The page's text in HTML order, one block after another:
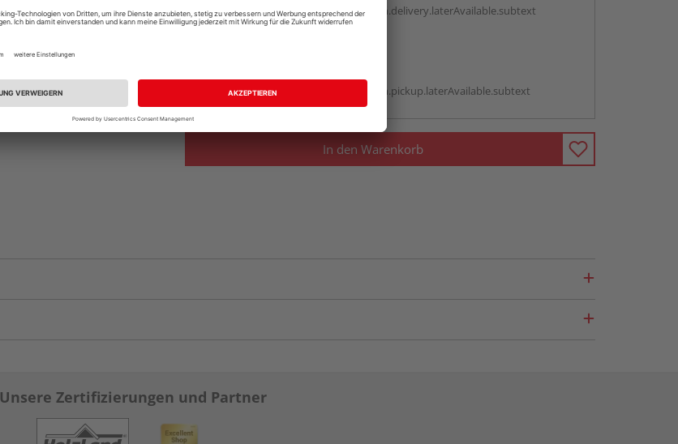
vue.ads.priceMerchantBox.option.delivery.laterAvailable.subtext
Auf Vorbestellung:
vue.ads.priceMerchantBox.option.pickup.laterAvailable.subtext
In den Warenkorb
Unsere Zertifizierungen und Partner